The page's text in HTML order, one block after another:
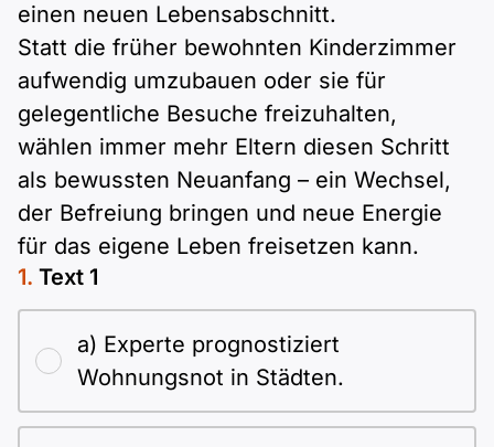
einen neuen Lebensabschnitt.
Statt die früher bewohnten Kinderzimmer
aufwendig umzubauen oder sie für
gelegentliche Besuche freizuhalten,
wählen immer mehr Eltern diesen Schritt
als bewussten Neuanfang – ein Wechsel,
der Befreiung bringen und neue Energie
für das eigene Leben freisetzen kann.
Text 1
a) Experte prognostiziert
Wohnungsnot in Städten.